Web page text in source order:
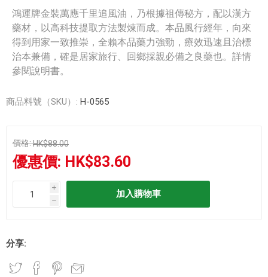
鴻運牌金裝萬應千里追風油，乃根據祖傳秘方，配以漢方
藥材，以高科技提取方法製煉而成。本品風行經年，向來
得到用家一致推崇，全賴本品藥力強勁，療效迅速且治標
治本兼備，確是居家旅行、回鄉採親必備之良藥也。詳情
參閱說明書。
商品料號（SKU）: H-0565
價格:HK$88.00
優惠價: HK$83.60
i
h
分享: